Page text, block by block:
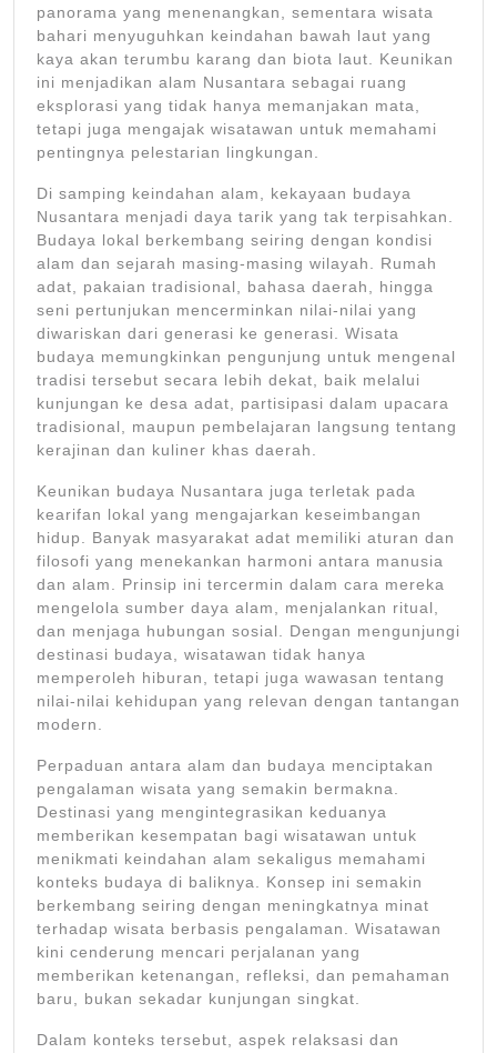
panorama yang menenangkan, sementara wisata
bahari menyuguhkan keindahan bawah laut yang
kaya akan terumbu karang dan biota laut. Keunikan
ini menjadikan alam Nusantara sebagai ruang
eksplorasi yang tidak hanya memanjakan mata,
tetapi juga mengajak wisatawan untuk memahami
pentingnya pelestarian lingkungan.
Di samping keindahan alam, kekayaan budaya
Nusantara menjadi daya tarik yang tak terpisahkan.
Budaya lokal berkembang seiring dengan kondisi
alam dan sejarah masing-masing wilayah. Rumah
adat, pakaian tradisional, bahasa daerah, hingga
seni pertunjukan mencerminkan nilai-nilai yang
diwariskan dari generasi ke generasi. Wisata
budaya memungkinkan pengunjung untuk mengenal
tradisi tersebut secara lebih dekat, baik melalui
kunjungan ke desa adat, partisipasi dalam upacara
tradisional, maupun pembelajaran langsung tentang
kerajinan dan kuliner khas daerah.
Keunikan budaya Nusantara juga terletak pada
kearifan lokal yang mengajarkan keseimbangan
hidup. Banyak masyarakat adat memiliki aturan dan
filosofi yang menekankan harmoni antara manusia
dan alam. Prinsip ini tercermin dalam cara mereka
mengelola sumber daya alam, menjalankan ritual,
dan menjaga hubungan sosial. Dengan mengunjungi
destinasi budaya, wisatawan tidak hanya
memperoleh hiburan, tetapi juga wawasan tentang
nilai-nilai kehidupan yang relevan dengan tantangan
modern.
Perpaduan antara alam dan budaya menciptakan
pengalaman wisata yang semakin bermakna.
Destinasi yang mengintegrasikan keduanya
memberikan kesempatan bagi wisatawan untuk
menikmati keindahan alam sekaligus memahami
konteks budaya di baliknya. Konsep ini semakin
berkembang seiring dengan meningkatnya minat
terhadap wisata berbasis pengalaman. Wisatawan
kini cenderung mencari perjalanan yang
memberikan ketenangan, refleksi, dan pemahaman
baru, bukan sekadar kunjungan singkat.
Dalam konteks tersebut, aspek relaksasi dan